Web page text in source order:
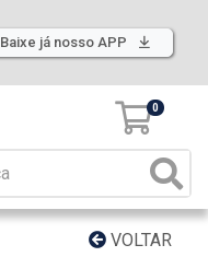
Baixe já nosso APP
0
VOLTAR